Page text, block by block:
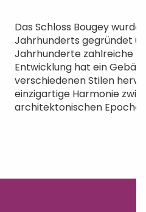
Das Schloss Bougey wurde
Jahrhunderts gegründet
Jahrhunderte zahlreiche
Entwicklung hat ein
verschiedenen Stilen
einzigartige Harmonie
architektonischen